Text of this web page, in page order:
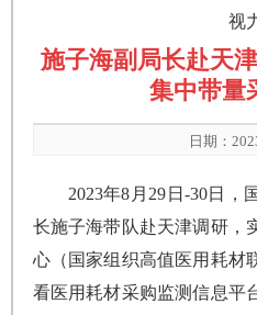
视
施子海副局长赴天
集中带量
日期：
2023年8月29日-30日，
长施子海带队赴天津调研，
心（国家组织高值医用耗材
看医用耗材采购监测信息平